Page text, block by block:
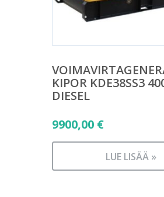
KIPOR KDE38SS3
DIESEL
9900,00 €
LUE LISÄÄ »